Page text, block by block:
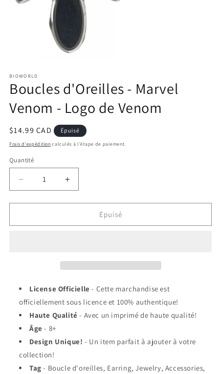
média
1
dans
fenêtre
modale
BIOWORLD
Boucles d'Oreilles - Marvel
Venom - Logo de Venom
Prix
habituel
$14.99 CAD Épuisé
Frais d'expédition calculés à l'étape de paiement.
Quantité
Réduire
la
quantité
Boucles
Logo
Venom
Augmenter
la
quantité
Boucles
Logo
Venom
Épuisé
License Officielle - Cette marchandise est
officiellement sous licence et 100% authentique!
Haute Qualité - Avec un imprimé de haute qualité!
Âge - 8+
Design Unique! - Un item parfait à ajouter à votre
collection!
Tag- Boucle d'oreilles, Earring, Jewelry, Accessories,